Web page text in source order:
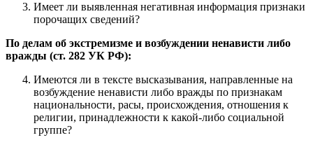
Имеет ли выявленная негативная информация признаки
порочащих сведений?
По делам об экстремизме и возбуждении ненависти либо
вражды (ст. 282 УК РФ):
Имеются ли в тексте высказывания, направленные на
возбуждение ненависти либо вражды по признакам
национальности, расы, происхождения, отношения к
религии, принадлежности к какой-либо социальной
группе?